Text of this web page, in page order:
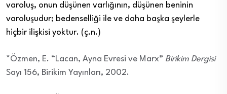
varoluş, onun düşünen varlığının, düşünen beninin
varoluşudur; bedenselliği ile ve daha başka şeylerle
hiçbir ilişkisi yoktur. (ç.n.)
*Özmen, E. “Lacan, Ayna Evresi ve Marx” Birikim Dergisi
Sayı 156, Birikim Yayınları, 2002.